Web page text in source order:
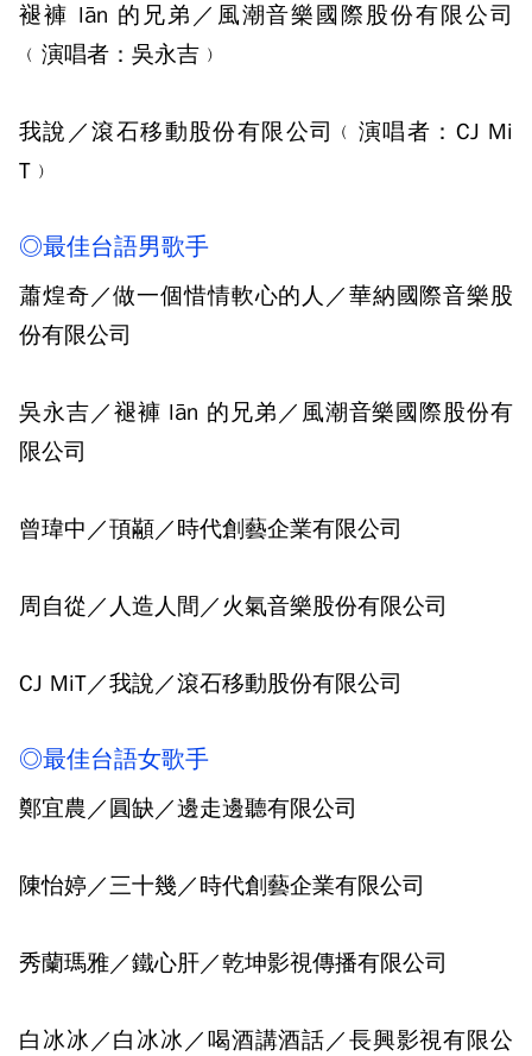
褪褲 lān 的兄弟／風潮音樂國際股份有限公司
﹙演唱者：吳永吉﹚
我說／滾石移動股份有限公司﹙演唱者：CJ Mi
T﹚
◎最佳台語男歌手
蕭煌奇／做一個惜情軟心的人／華納國際音樂股
份有限公司
吳永吉／褪褲 lān 的兄弟／風潮音樂國際股份有
限公司
曾瑋中／頇顢／時代創藝企業有限公司
周自從／人造人間／火氣音樂股份有限公司
CJ MiT／我說／滾石移動股份有限公司
◎最佳台語女歌手
鄭宜農／圓缺／邊走邊聽有限公司
陳怡婷／三十幾／時代創藝企業有限公司
秀蘭瑪雅／鐵心肝／乾坤影視傳播有限公司
白冰冰／白冰冰／喝酒講酒話／長興影視有限公